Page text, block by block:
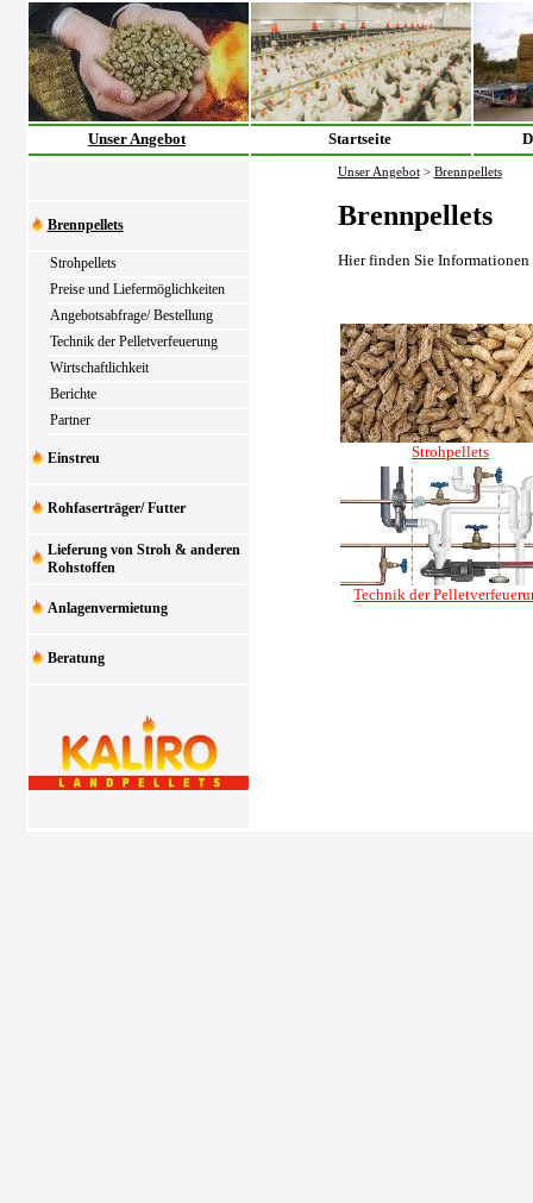
Unser Angebot Startseite
Brennpellets
Strohpellets
Preise und Liefermöglichkeiten
Angebotsabfrage/ Bestellung
Technik der Pelletverfeuerung
Wirtschaftlichkeit
Berichte
Partner
Einstreu
Rohfaserträger/ Futter
Lieferung von Stroh & anderen
Rohstoffen
Anlagenvermietung
Beratung
Unser Angebot > Brennpellets
Brennpellets
Hier finden Sie Informationen
Strohpellets
Technik der